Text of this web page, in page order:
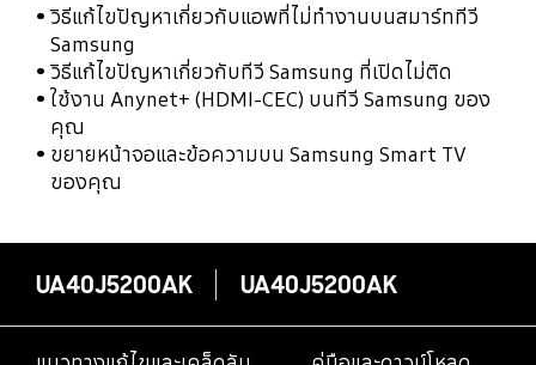
วิธีแก้ไขปัญหาเกี่ยวกับแอพที่ไม่ทำงานบนสมาร์ททีวี
Samsung
วิธีแก้ไขปัญหาเกี่ยวกับทีวี Samsung ที่เปิดไม่ติด
ใช้งาน Anynet+ (HDMI-CEC) บนทีวี Samsung ของ
คุณ
ขยายหน้าจอและข้อความบน Samsung Smart TV
ของคุณ
UA40J5200AK UA40J5200AK